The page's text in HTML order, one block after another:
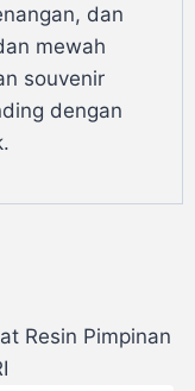
dan
mewah
souvenir
dengan